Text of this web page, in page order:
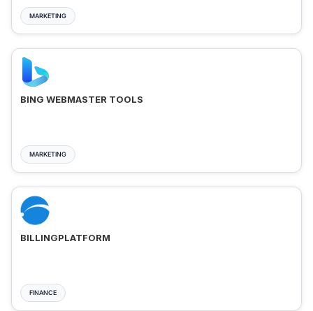
MARKETING
BING WEBMASTER TOOLS
MARKETING
BILLINGPLATFORM
FINANCE